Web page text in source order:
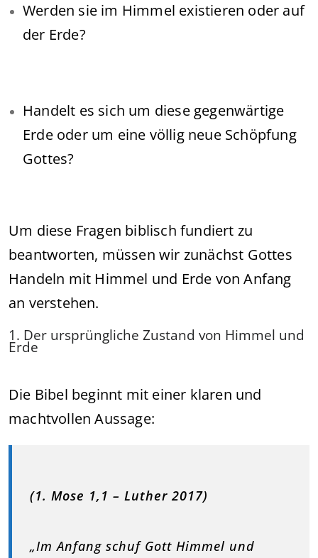
Werden sie im Himmel existieren oder auf
der Erde?
Handelt es sich um diese gegenwärtige
Erde oder um eine völlig neue Schöpfung
Gottes?
Um diese Fragen biblisch fundiert zu
beantworten, müssen wir zunächst Gottes
Handeln mit Himmel und Erde von Anfang
an verstehen.
1. Der ursprüngliche Zustand von Himmel und
Erde
Die Bibel beginnt mit einer klaren und
machtvollen Aussage:
(1. Mose 1,1 – Luther 2017)
„Im Anfang schuf Gott Himmel und